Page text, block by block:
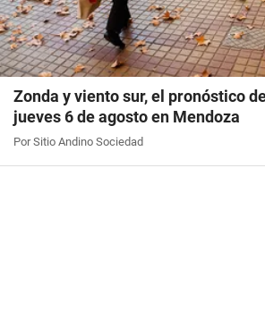
Zonda y viento sur, el pronóstico
jueves 6 de agosto en Mendoza
Por Sitio Andino Sociedad